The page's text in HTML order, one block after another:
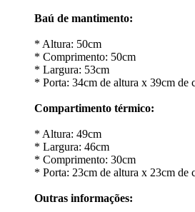
Baú de mantimento:
* Altura: 50cm
* Comprimento: 50cm
* Largura: 53cm
* Porta: 34cm de altura x 39cm de
Compartimento térmico:
* Altura: 49cm
* Largura: 46cm
* Comprimento: 30cm
* Porta: 23cm de altura x 23cm de
Outras informações: